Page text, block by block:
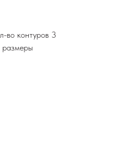
во контуров 3
размеры